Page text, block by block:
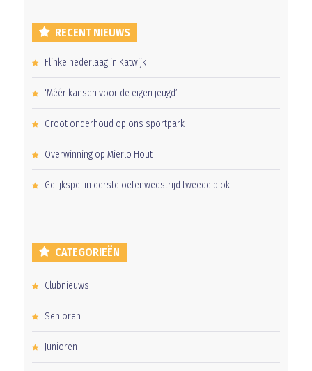
RECENT NIEUWS
Flinke nederlaag in Katwijk
‘Méér kansen voor de eigen jeugd’
Groot onderhoud op ons sportpark
Overwinning op Mierlo Hout
Gelijkspel in eerste oefenwedstrijd tweede blok
CATEGORIEËN
Clubnieuws
Senioren
Junioren